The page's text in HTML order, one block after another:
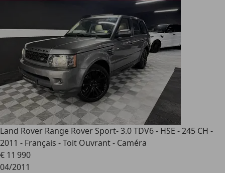
Land Rover Range Rover Sport- 3.0 TDV6 - HSE - 245 CH -
2011 - Français - Toit Ouvrant - Caméra
€ 11 990
04/2011